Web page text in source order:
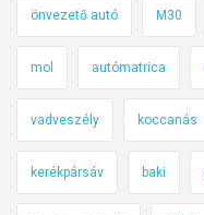
önvezető autó M30
mol autómatrica
vadveszély koccanás
kerékpársáv baki